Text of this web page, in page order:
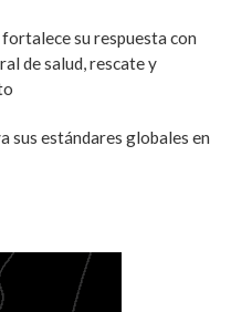
su respuesta con
de salud, rescate y
sus estándares globales en